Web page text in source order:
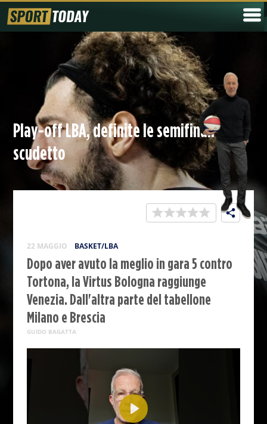
Play-off LBA, definite le semifinali
scudetto
22 MAGGIO BASKET/LBA
Dopo aver avuto la meglio in gara 5 contro
Tortona, la Virtus Bologna raggiunge
Venezia. Dall'altra parte del tabellone
Milano e Brescia
GUIDO BAGATTA
Play